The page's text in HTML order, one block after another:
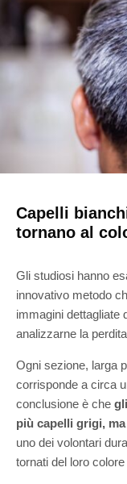
Capelli
tornano al
Gli studiosi hanno
innovativo metodo
immagini dettagliate
analizzarne la
Ogni sezione, larga
corrisponde a circa
conclusione è che
più capelli grigi,
uno dei volontari
tornati del loro